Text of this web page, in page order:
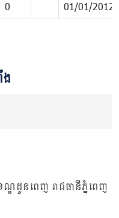
0 01/01/2012
ណ្ឌដូនពេញ រាជធានីភ្នំពេញ